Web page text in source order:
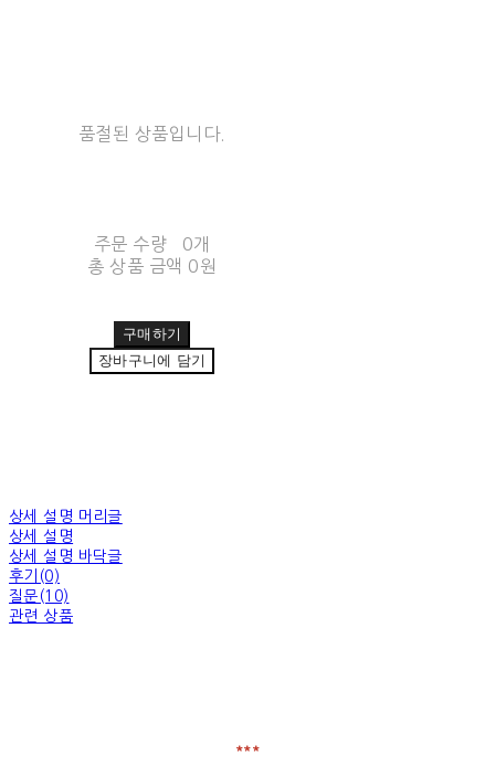
품절된 상품입니다.
주문 수량
0개
총 상품 금액 0원
구매하기
장바구니에 담기
상세 설명 머리글
상세 설명
상세 설명 바닥글
후기(0)
질문(10)
관련 상품
***